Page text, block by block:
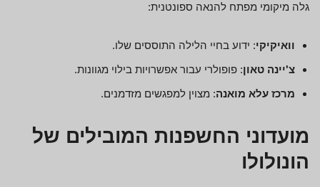
גלה מיקומי מפתח להנאה ספונטנית:
וואיקיקי: ידוע בחיי הלילה התוססים שלו.
צ'יינה טאון: פופולרי עבור אפשרויות בילוי מגוונות.
מרכז עלא מואנה: מצוין למפגשים מזדמנים.
מועדוני החשפנות המובילים של
הונולולו